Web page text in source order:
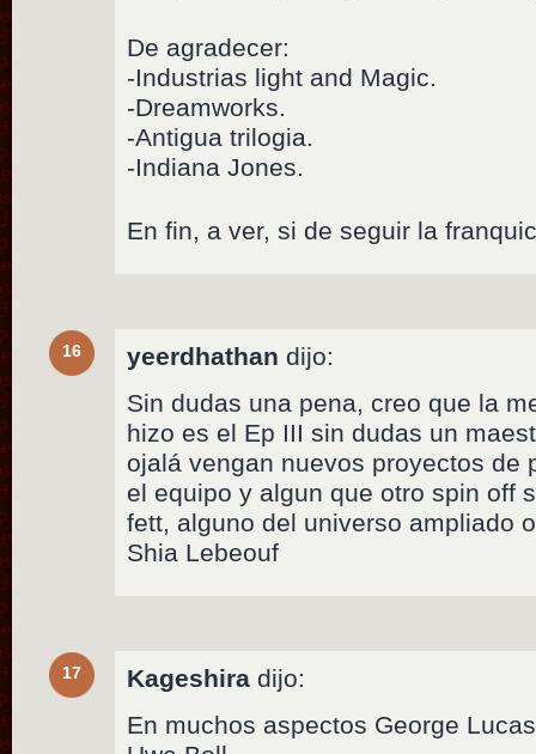
De agradecer:
-Industrias light and Magic.
-Dreamworks.
-Antigua trilogia.
-Indiana Jones.
En fin, a ver, si de seguir la
16 yeerdhathan dijo:
Sin dudas una pena, creo que la
hizo es el Ep III sin dudas un
ojalá vengan nuevos proyectos de
el equipo y algun que otro spin off
fett, alguno del universo ampliado
Shia Lebeouf
17 Kageshira dijo:
En muchos aspectos George